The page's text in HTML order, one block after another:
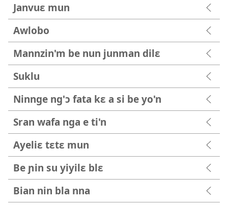
Janvuɛ mun
Awlobo
Mannzin'm be nun junman dilɛ
Suklu
Ninnge ng'ɔ fata kɛ a si be yo'n
Sran wafa nga e ti'n
Ayeliɛ tɛtɛ mun
Be ɲin su yiyilɛ blɛ
Bian nin bla nna